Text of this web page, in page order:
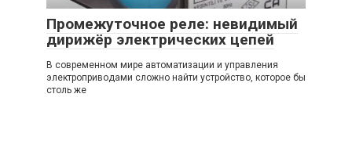
Промежуточное реле: невидимый
дирижёр электрических цепей
В современном мире автоматизации и управления
электроприводами сложно найти устройство, которое бы
столь же